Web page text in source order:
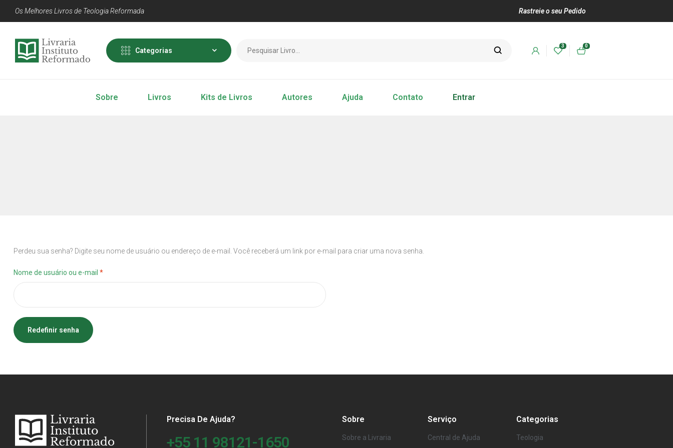
Os Melhores Livros de Teologia Reformada Rastreie o seu Pedido
Categorias
3 0
Sobre Livros Kits de Livros Autores Ajuda Contato Entrar
Perdeu sua senha? Digite seu nome de usuário ou endereço de e-mail. Você receberá um link por e-mail para criar uma nova senha.
Nome de usuário ou e-mail *
Redefinir senha
Precisa De Ajuda?
+55 11 98121-1650
Sobre
Sobre a Livraria
Serviço
Central de Ajuda
Categorias
Teologia